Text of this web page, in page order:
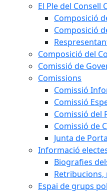
El Ple del Consell
Composició
Composició
Composició del
Comissió de
Comissions
Comissió
Comissió
Comissió del
Comissió de
Junta de
Informació
Biografies
Retribucions,
Espai de grups